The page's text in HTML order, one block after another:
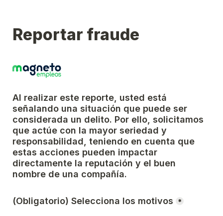
Reportar fraude
Al realizar este reporte, usted está
señalando una situación que puede ser
considerada un delito. Por ello, solicitamos
que actúe con la mayor seriedad y
responsabilidad, teniendo en cuenta que
estas acciones pueden impactar
directamente la reputación y el buen
nombre de una compañía.
(Obligatorio) Selecciona los motivos *